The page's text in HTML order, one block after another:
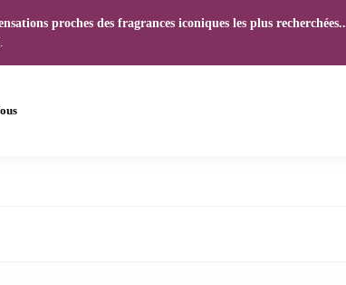
proches des fragrances iconiques les plus recherchées..